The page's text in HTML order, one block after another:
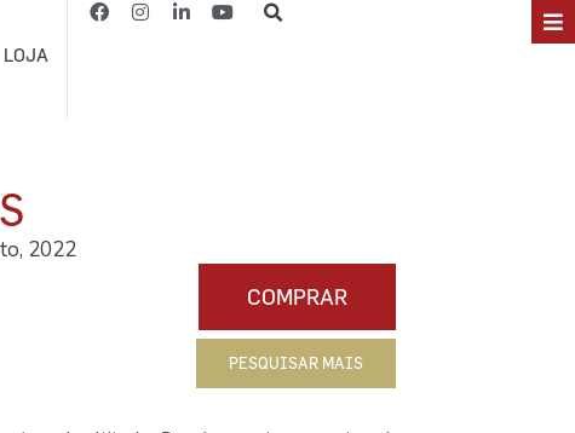
LOJA
2022
COMPRAR
PESQUISAR MAIS